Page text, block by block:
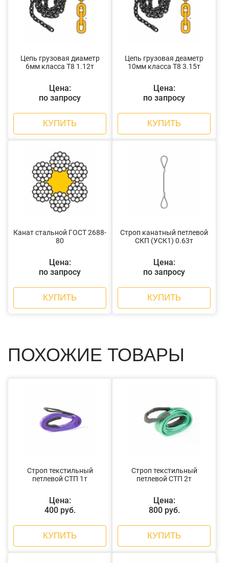
Цепь грузовая диаметр
6мм класса Т8 1.12т
Цена:
по запросу
КУПИТЬ
Цепь грузовая деаметр
10мм класса Т8 3.15т
Цена:
по запросу
КУПИТЬ
Канат стальной ГОСТ 2688-
80
Цена:
по запросу
КУПИТЬ
Строп канатный петлевой
СКП (УСК1) 0.63т
Цена:
по запросу
КУПИТЬ
ПОХОЖИЕ ТОВАРЫ
Строп текстильный
петлевой СТП 1т
Цена:
400 руб.
КУПИТЬ
Строп текстильный
петлевой СТП 2т
Цена:
800 руб.
КУПИТЬ